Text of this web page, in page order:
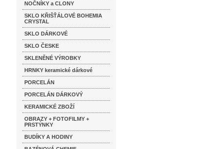
NOČNÍKY a CLONY
SKLO KŘIŠŤÁLOVÉ BOHEMIA
CRYSTAL
SKLO DÁRKOVÉ
SKLO ČESKE
SKLENĚNÉ VÝROBKY
HRNKY keramické dárkové
PORCELÁN
PORCELÁN DÁRKOVÝ
KERAMICKÉ ZBOŽÍ
OBRAZY + FOTOFILMY +
PRSTÝNKY
BUDÍKY A HODINY